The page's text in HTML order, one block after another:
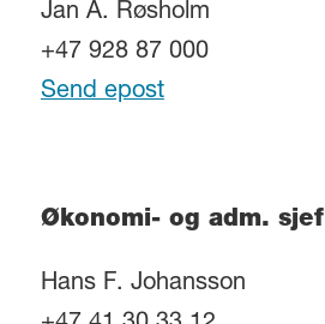
Jan A. Røsholm
+47 928 87 000
Send epost
Økonomi- og adm. sjef
Hans F. Johansson